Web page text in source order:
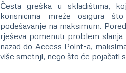
Česta greška u skladištima,
korisnicima mreže osigura
podešavanje na maksimum.
rješeva pomenuti problem
nazad do Access Point-a,
više smetnji, nego što će pojačati